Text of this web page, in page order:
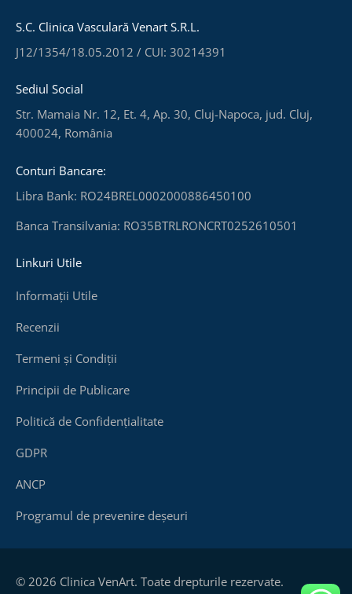
S.C. Clinica Vasculară Venart S.R.L.
J12/1354/18.05.2012 / CUI: 30214391
Sediul Social
Str. Mamaia Nr. 12, Et. 4, Ap. 30, Cluj-Napoca, jud. Cluj,
400024, România
Conturi Bancare:
Libra Bank: RO24BREL0002000886450100
Banca Transilvania: RO35BTRLRONCRT0252610501
Linkuri Utile
Informații Utile
Recenzii
Termeni și Condiții
Principii de Publicare
Politică de Confidențialitate
GDPR
ANCP
Programul de prevenire deșeuri
© 2026 Clinica VenArt. Toate drepturile rezervate.